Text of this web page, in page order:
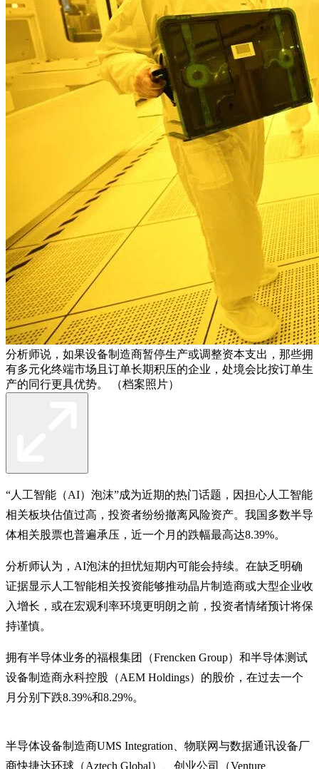
分析师说，如果设备制造商暂停生产或调整资本支出，那些拥
有多元化终端市场且订单长期积压的企业，处境会比按订单生
产的同行更具优势。 （档案照片）
“人工智能（AI）泡沫”成为近期的热门话题，因担心人工智能
相关板块估值过高，投资者纷纷撤离风险资产。我国多数半导
体相关股票也普遍承压，近一个月的跌幅最高达8.39%。
分析师认为，AI泡沫的担忧短期内可能会持续。在缺乏明确
证据显示人工智能相关投资能够推动晶片制造商或大型企业收
入增长，或在宏观利率环境更明朗之前，投资者情绪预计将保
持谨慎。
拥有半导体业务的福根集团（Frencken Group）和半导体测试
设备制造商永科控股（AEM Holdings）的股价，在过去一个
月分别下跌8.39%和8.29%。
半导体设备制造商UMS Integration、物联网与数据通讯设备厂
商快捷达环球（Aztech Global）、创业公司（Venture